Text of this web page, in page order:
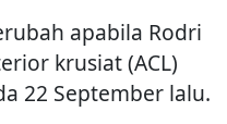
apabila Rodri
krusiat (ACL)
22 September lalu.